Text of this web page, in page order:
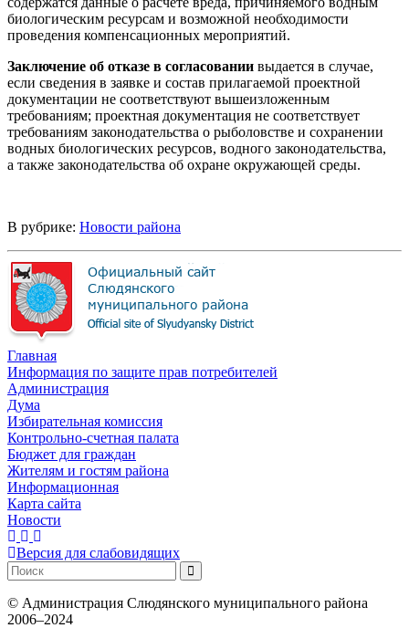
биологическим ресурсам и возможной необходимости
проведения компенсационных мероприятий.
Заключение об отказе в согласовании выдается в случае,
если сведения в заявке и состав прилагаемой проектной
документации не соответствуют вышеизложенным
требованиям; проектная документация не соответствует
требованиям законодательства о рыболовстве и сохранении
водных биологических ресурсов, водного законодательства,
а также законодательства об охране окружающей среды.
В рубрике: Новости района
Главная
Информация по защите прав потребителей
Администрация
Дума
Избирательная комиссия
Контрольно-счетная палата
Бюджет для граждан
Жителям и гостям района
Информационная
Карта сайта
Новости
Версия для слабовидящих
© Администрация Слюдянского муниципального района
2006–2024